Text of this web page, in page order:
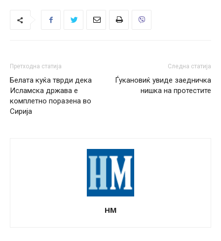
Претходна статија
Белата куќа тврди дека
Исламска држава е
комплетно поразена во
Сирија
Следна статија
Ѓукановиќ увиде заедничка
нишка на протестите
НМ